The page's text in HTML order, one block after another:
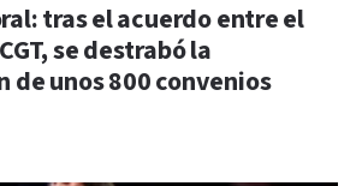
tras el acuerdo entre el
se destrabó la
de unos 800 convenios